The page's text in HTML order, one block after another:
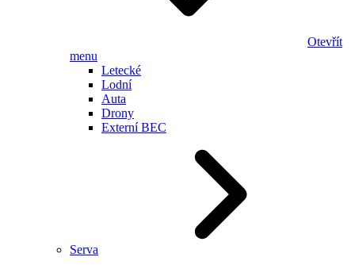
Otevřít
menu
Letecké
Lodní
Auta
Drony
Externí BEC
Serva